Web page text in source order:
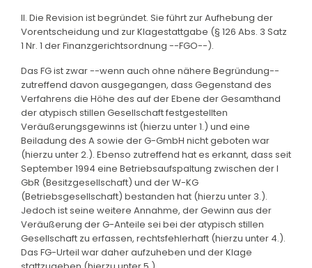
II. Die Revision ist begründet. Sie führt zur Aufhebung der
Vorentscheidung und zur Klagestattgabe (§ 126 Abs. 3 Satz
1 Nr. 1 der Finanzgerichtsordnung --FGO--).
Das FG ist zwar --wenn auch ohne nähere Begründung--
zutreffend davon ausgegangen, dass Gegenstand des
Verfahrens die Höhe des auf der Ebene der Gesamthand
der atypisch stillen Gesellschaft festgestellten
Veräußerungsgewinns ist (hierzu unter 1.) und eine
Beiladung des A sowie der G-GmbH nicht geboten war
(hierzu unter 2.). Ebenso zutreffend hat es erkannt, dass seit
September 1994 eine Betriebsaufspaltung zwischen der I
GbR (Besitzgesellschaft) und der W-KG
(Betriebsgesellschaft) bestanden hat (hierzu unter 3.).
Jedoch ist seine weitere Annahme, der Gewinn aus der
Veräußerung der G-Anteile sei bei der atypisch stillen
Gesellschaft zu erfassen, rechtsfehlerhaft (hierzu unter 4.).
Das FG-Urteil war daher aufzuheben und der Klage